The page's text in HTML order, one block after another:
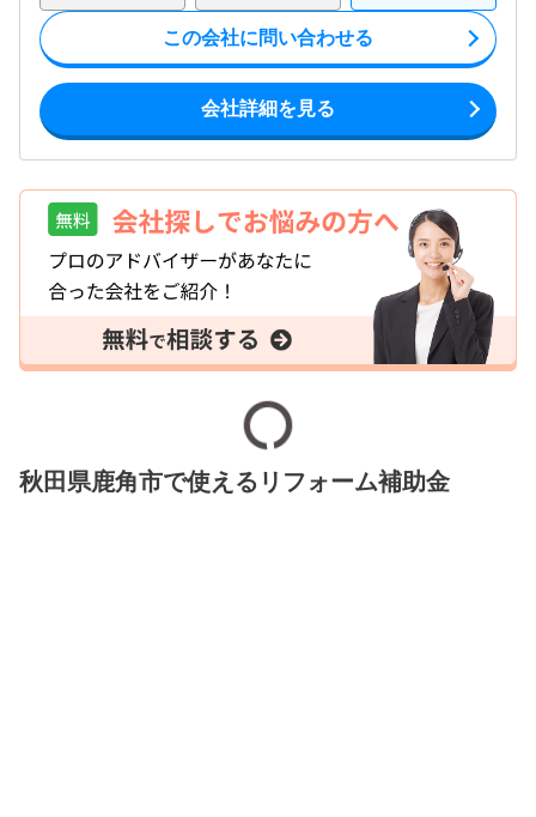
この会社に問い合わせる
会社詳細を見る
秋田県鹿角市で使えるリフォーム補助金